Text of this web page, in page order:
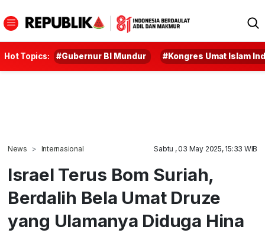
Hot Topics: #Gubernur BI Mundur #Kongres Umat Islam
News Internasional Sabtu , 03 May 2025, 15:33 WIB
Israel Terus Bom Suriah,
Berdalih Bela Umat Druze
yang Ulamanya Diduga Hina